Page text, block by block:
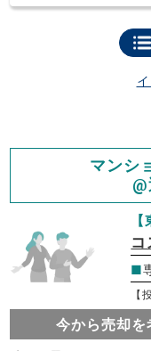
マンシ
■
【
今から売却を